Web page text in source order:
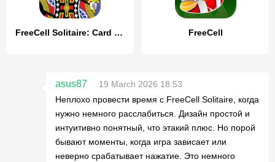
FreeCell Solitaire: Card Games FreeCell
asus87
19 March 2026 18:53
Неплохо провести время с FreeCell Solitaire, когда
нужно немного расслабиться. Дизайн простой и
интуитивно понятный, что этакий плюс. Но порой
бывают моменты, когда игра зависает или
неверно срабатывает нажатие. Это немного